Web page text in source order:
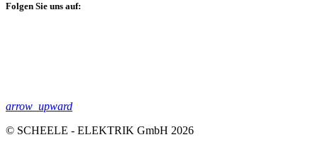
Folgen Sie uns auf:
arrow_upward
© SCHEELE - ELEKTRIK GmbH 2026